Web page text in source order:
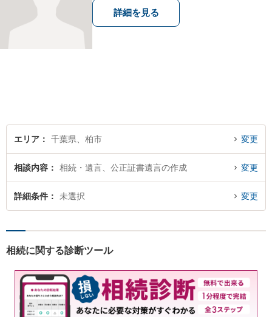
詳細を見る
エリア 千葉県、柏市 変更
相談内容 相続・遺言、公正証書遺言の作成 変更
詳細条件 未選択 変更
相続に関する診断ツール